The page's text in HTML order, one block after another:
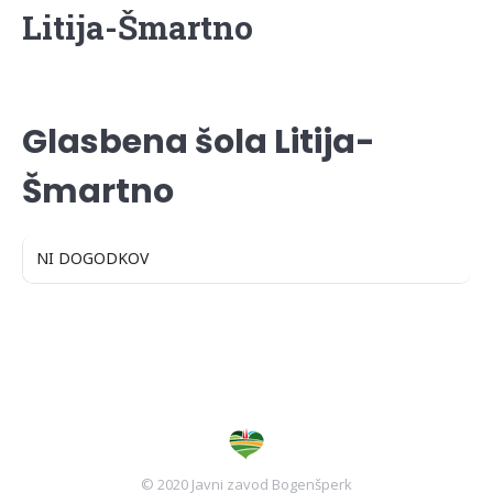
Litija-Šmartno
Glasbena šola Litija-
Šmartno
NI DOGODKOV
© 2020 Javni zavod Bogenšperk